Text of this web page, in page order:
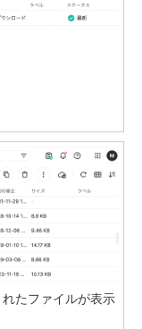
たファイルが表示